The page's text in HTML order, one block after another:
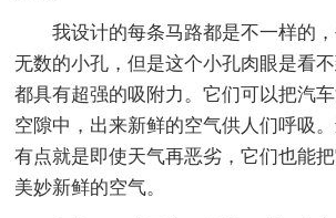
我设计的每条马路都是不一样的
无数的小孔，但是这个小孔肉眼是看
都具有超强的吸附力。它们可以把汽
空隙中，出来新鲜的空气供人们呼吸
有点就是即使天气再恶劣，它们也能
美妙新鲜的空气。